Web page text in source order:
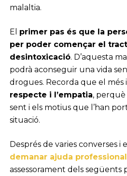
malaltia.
El primer pas és que la
per poder començar el
desintoxicació. D’aquesta
podrà aconseguir una vida
drogues. Recorda que el més
respecte i l’empatia, perquè
sent i els motius que l’han
situació.
Després de varies converses i
demanar ajuda professional
assessorament dels següents